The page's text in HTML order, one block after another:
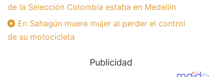
de la Selección Colombia estaba en Medellín
En Sahagún muere mujer al perder el control
de su motocicleta
Publicidad